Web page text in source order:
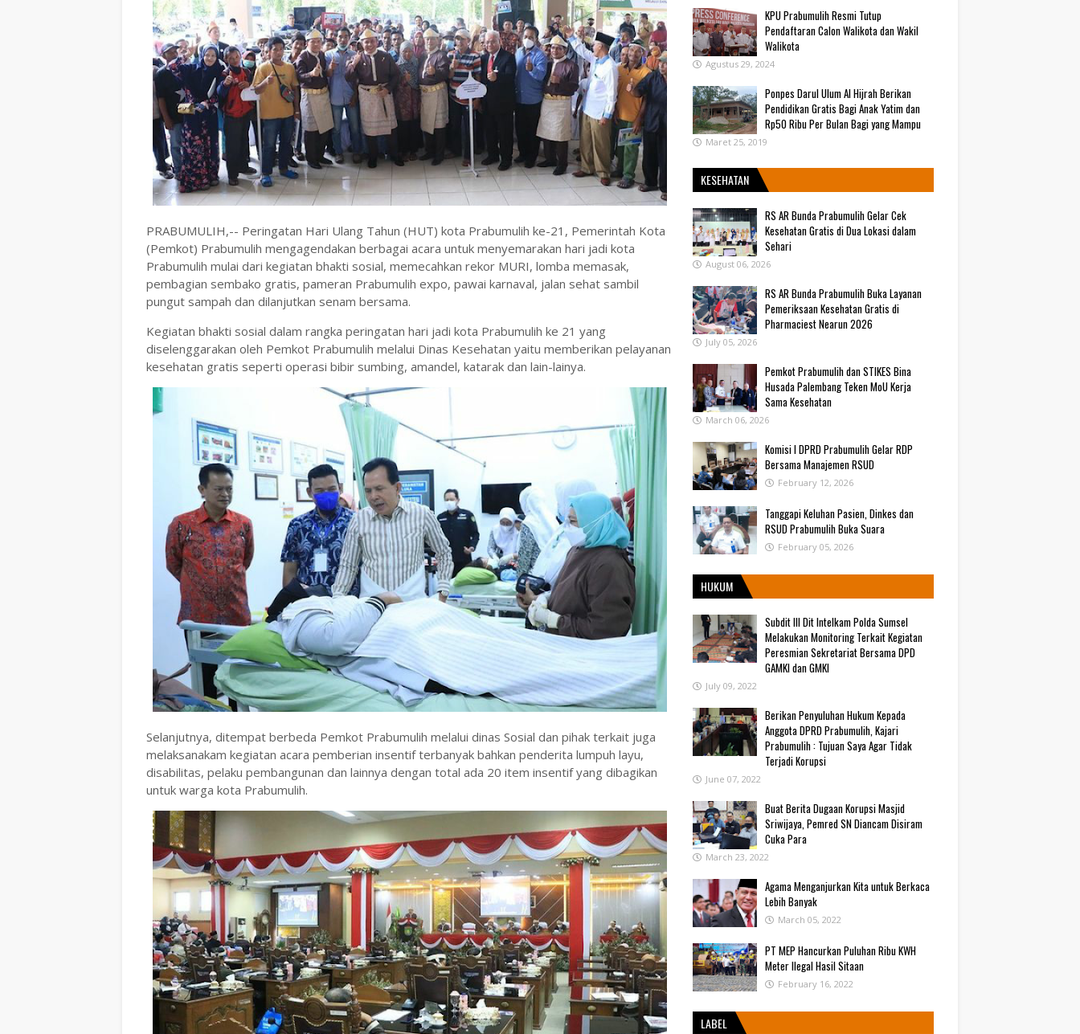
PRABUMULIH,-- Peringatan Hari Ulang Tahun (HUT) kota Prabumulih ke-21, Pemerintah Kota
(Pemkot) Prabumulih mengagendakan berbagai acara untuk menyemarakan hari jadi kota
Prabumulih mulai dari kegiatan bhakti sosial, memecahkan rekor MURI, lomba memasak,
pembagian sembako gratis, pameran Prabumulih expo, pawai karnaval, jalan sehat sambil
pungut sampah dan dilanjutkan senam bersama.
Kegiatan bhakti sosial dalam rangka peringatan hari jadi kota Prabumulih ke 21 yang
diselenggarakan oleh Pemkot Prabumulih melalui Dinas Kesehatan yaitu memberikan pelayanan
kesehatan gratis seperti operasi bibir sumbing, amandel, katarak dan lain-lainya.
Selanjutnya, ditempat berbeda Pemkot Prabumulih melalui dinas Sosial dan pihak terkait juga
melaksanakam kegiatan acara pemberian insentif terbanyak bahkan penderita lumpuh layu,
disabilitas, pelaku pembangunan dan lainnya dengan total ada 20 item insentif yang dibagikan
untuk warga kota Prabumulih.
KPU Prabumulih Resmi Tutup
Pendaftaran Calon Walikota dan Wakil
Walikota
Agustus 29, 2024
Ponpes Darul Ulum Al Hijrah Berikan
Pendidikan Gratis Bagi Anak Yatim dan
Rp50 Ribu Per Bulan Bagi yang Mampu
Maret 25, 2019
KESEHATAN
RS AR Bunda Prabumulih Gelar Cek
Kesehatan Gratis di Dua Lokasi dalam
Sehari
August 06, 2026
RS AR Bunda Prabumulih Buka Layanan
Pemeriksaan Kesehatan Gratis di
Pharmaciest Nearun 2026
July 05, 2026
Pemkot Prabumulih dan STIKES Bina
Husada Palembang Teken MoU Kerja
Sama Kesehatan
March 06, 2026
Komisi I DPRD Prabumulih Gelar RDP
Bersama Manajemen RSUD
February 12, 2026
Tanggapi Keluhan Pasien, Dinkes dan
RSUD Prabumulih Buka Suara
February 05, 2026
HUKUM
Subdit III Dit Intelkam Polda Sumsel
Melakukan Monitoring Terkait Kegiatan
Peresmian Sekretariat Bersama DPD
GAMKI dan GMKI
July 09, 2022
Berikan Penyuluhan Hukum Kepada
Anggota DPRD Prabumulih, Kajari
Prabumulih : Tujuan Saya Agar Tidak
Terjadi Korupsi
June 07, 2022
Buat Berita Dugaan Korupsi Masjid
Sriwijaya, Pemred SN Diancam Disiram
Cuka Para
March 23, 2022
Agama Menganjurkan Kita untuk Berkaca
Lebih Banyak
March 05, 2022
PT MEP Hancurkan Puluhan Ribu KWH
Meter Ilegal Hasil Sitaan
February 16, 2022
LABEL